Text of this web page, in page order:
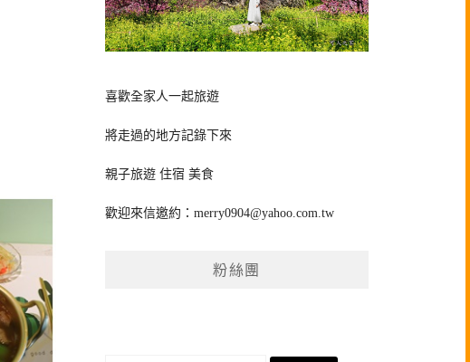
喜歡全家人一起旅遊
將走過的地方記錄下來
親子旅遊 住宿 美食
歡迎來信邀約：merry0904@yahoo.com.tw
粉絲團